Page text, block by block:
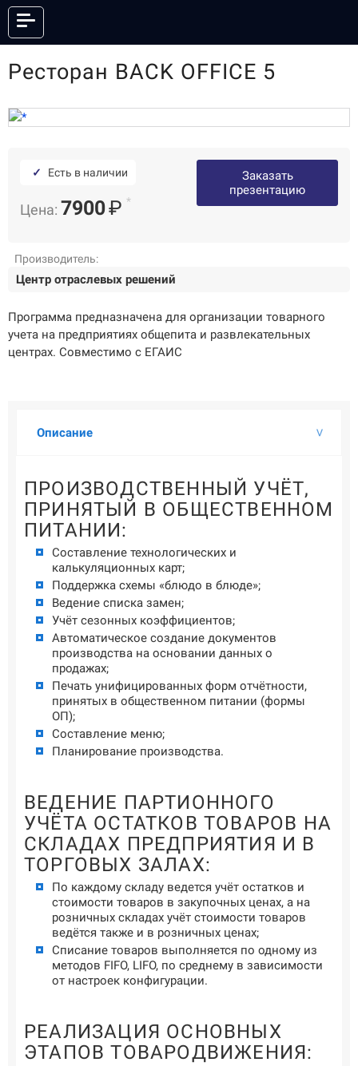
КАТАЛОГ
POS-СИСТЕМЫ
ПРИНТЕРЫ ЧЕКОВ
POS-ПЕРИФЕРИЯ
КАССЫ САМООБСЛУЖИВАНИЯ
ТОРГОВЫЕ ВЕСЫ
ГОТОВЫЕ КОМПЛЕКТЫ
О КОМПАНИИ
КОНТАКТЫ СЕРВИСНЫЕ ЦЕНТРЫ
ПОЛЕЗНЫЕ РЕСУРСЫ
технической составляющей ассортимента «POScenter».
НОВОСТИ ЖУРНАЛ КОНФЕРЕНЦИИ
+7 (495) 518-94-41 info@poscenter.ru
Ресторан BACK OFFICE 5
Заказать
презентацию
✓ Есть в наличии
Цена: 7900₽ *
Производитель:
Центр отраслевых решений
Программа предназначена для организации товарного
учета на предприятиях общепита и развлекательных
центрах. Совместимо с ЕГАИС
Описание
ПРОИЗВОДСТВЕННЫЙ УЧЁТ,
ПРИНЯТЫЙ В ОБЩЕСТВЕННОМ
ПИТАНИИ:
Составление технологических и
калькуляционных карт;
Поддержка схемы «блюдо в блюде»;
Ведение списка замен;
Учёт сезонных коэффициентов;
Автоматическое создание документов
производства на основании данных о
продажах;
Печать унифицированных форм отчётности,
принятых в общественном питании (формы
ОП);
Составление меню;
Планирование производства.
ВЕДЕНИЕ ПАРТИОННОГО
УЧЁТА ОСТАТКОВ ТОВАРОВ НА
СКЛАДАХ ПРЕДПРИЯТИЯ И В
ТОРГОВЫХ ЗАЛАХ:
По каждому складу ведется учёт остатков и
стоимости товаров в закупочных ценах, а на
розничных складах учёт стоимости товаров
ведётся также и в розничных ценах;
Списание товаров выполняется по одному из
методов FIFO, LIFO, по среднему в зависимости
от настроек конфигурации.
РЕАЛИЗАЦИЯ ОСНОВНЫХ
ЭТАПОВ ТОВАРОДВИЖЕНИЯ: